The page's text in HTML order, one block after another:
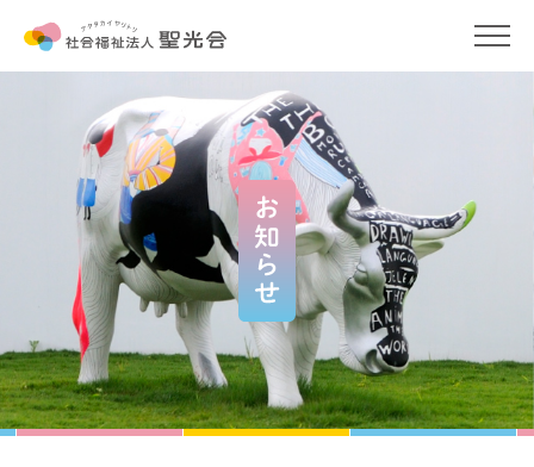
わたしたちの保育
保育をめぐる一問一答
保育コラム
わたしたちのこと
お知らせ